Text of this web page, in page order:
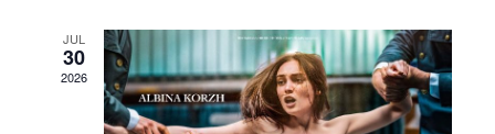
and
Views
JUL
30
2026